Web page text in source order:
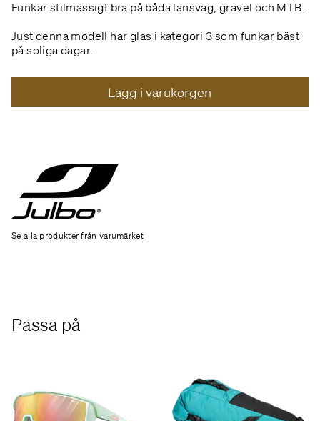
Funkar stilmässigt bra på båda lansväg, gravel och MTB.
Just denna modell har glas i kategori 3 som funkar bäst
på soliga dagar.
Lägg i varukorgen
Se alla produkter från varumärket
Passa på